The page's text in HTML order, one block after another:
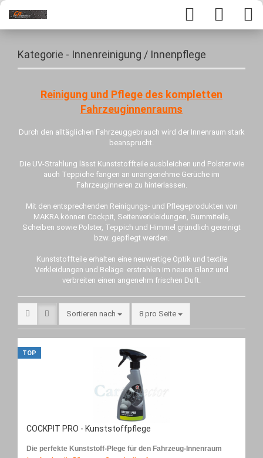
Kategorie - Innenreinigung / Innenpflege
Reinigung und Pflege des kompletten
Fahrzeuginnenraums
Durch den alltäglichen Fahrzeuggebrauch wird der Innenraum stark
beansprucht.
Die UV-Strahlung lässt Kunststoffteile ausbleichen und Polster wie
auch Teppiche fangen an unangenehme Gerüche im
Fahrzeuginneren zu hinterlassen.
Mit den entsprechenden Reinigungs- und Pflegeprodukten von
MAKRA können Cockpit, Seitenverkleidungen, Gummiteile,
Scheiben sowie Polster, Teppich und Himmel gründlich gereinigt
bzw. gepflegt werden.
Kunststoffteile erhalten eine neuwertige Optik und textile
Verkleidungen und Beläge erstrahlen im neuen Glanz und
verbreiten einen angenehm frischen Duft.
Sortieren nach 8 pro Seite
TOP
COCKPIT PRO - Kunststoffpflege
Die perfekte Kunststoff-Plege für den Fahrzeug-Innenraum